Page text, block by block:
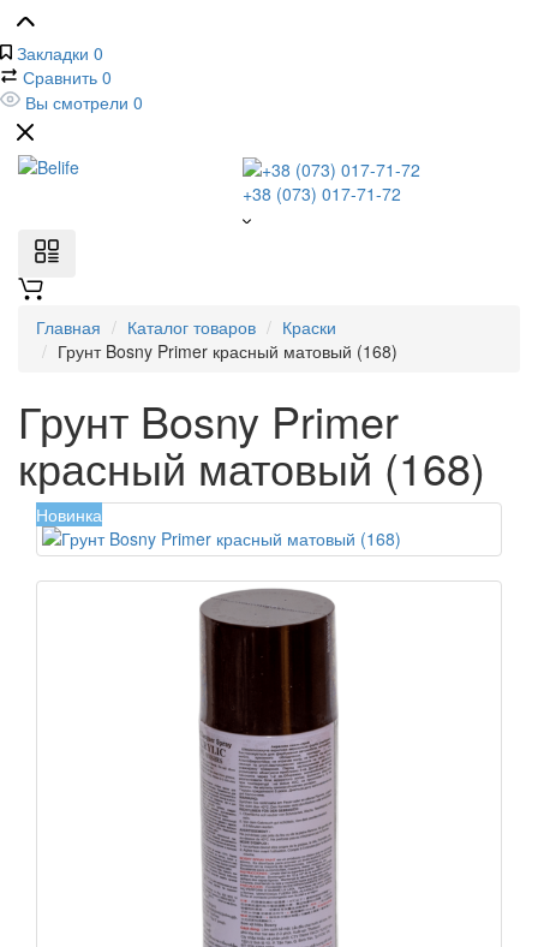
Закладки 0
Сравнить 0
Вы смотрели 0
+38 (073) 017-71-72
Главная Каталог товаров
Краски
Грунт Bosny Primer красный матовый (168)
Грунт Bosny Primer
красный матовый (168)
Новинка